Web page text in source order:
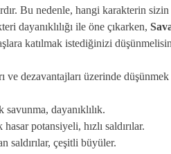
Bu nedenle, hangi karakterin
dayanıklılığı ile öne çıkarken,
katılmak istediğinizi
ve dezavantajları üzerinde düşünmek
savunma, dayanıklılık.
potansiyeli, hızlı saldırılar.
saldırılar, çeşitli büyüler.